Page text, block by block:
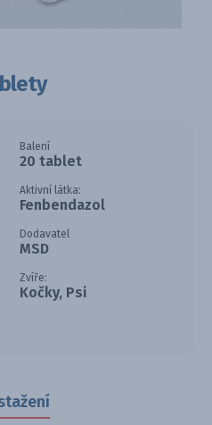
Balení
20 tablet
Aktivní látka:
Fenbendazol
Dodavatel
MSD
Zvíře:
Kočky, Psi